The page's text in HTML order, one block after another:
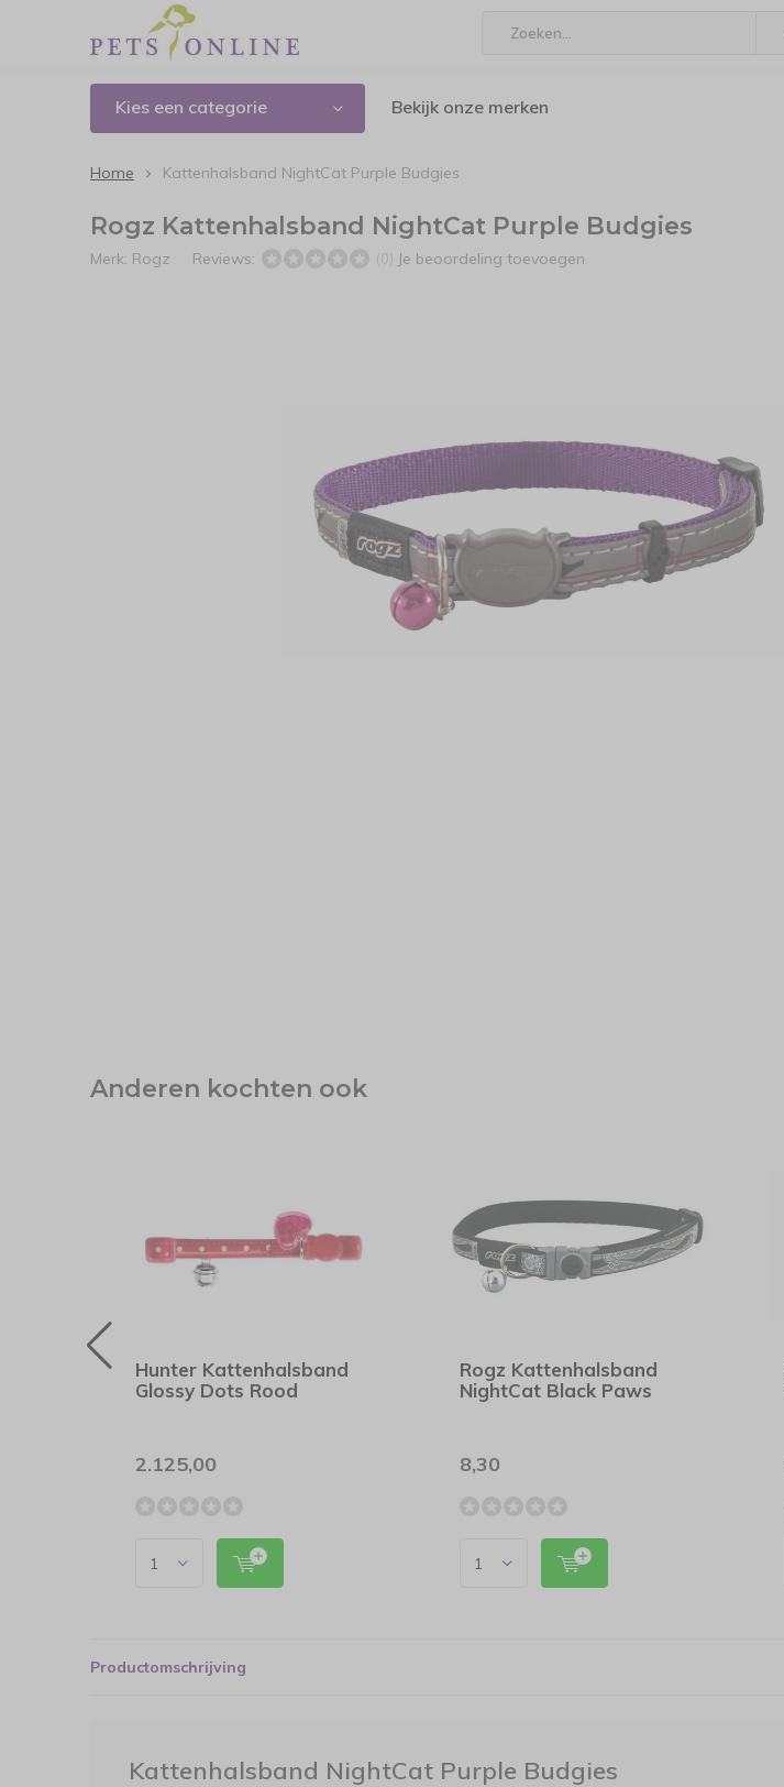
Kies een categorie Bekijk onze merken
Home Kattenhalsband NightCat Purple Budgies
Rogz Kattenhalsband NightCat Purple Budgies
Merk: Rogz Reviews: (0) Je beoordeling toevoegen
Anderen kochten ook
Hunter Kattenhalsband
Glossy Dots Rood
2.125,00
Rogz Kattenhalsband
NightCat Black Paws
8,30
Productomschrijving
Kattenhalsband NightCat Purple Budgies